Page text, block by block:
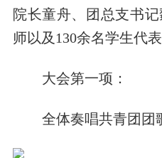
院长童舟、团总支书
师以及130余名学生代表
大会第一项：
全体奏唱共青团团